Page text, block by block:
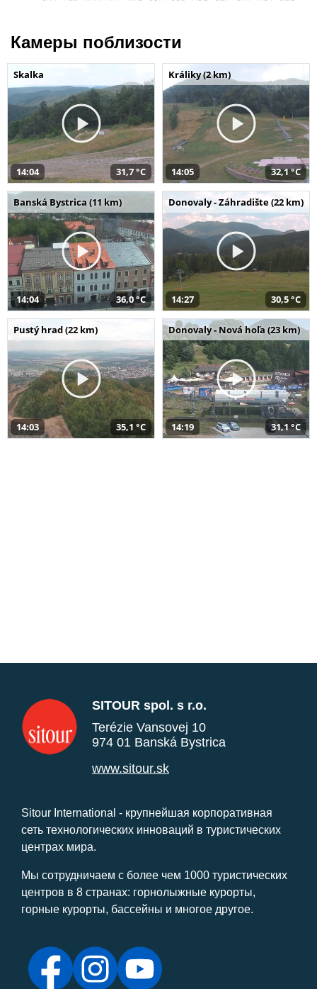
Камеры поблизости
Skalka
14:04 31,7 °C
Králiky (2 km)
14:05 32,1 °C
Banská Bystrica (11 km)
14:04 36,0 °C
Donovaly - Záhradište (22 km)
14:27 30,5 °C
Pustý hrad (22 km)
14:03 35,1 °C
Donovaly - Nová hoľa (23 km)
14:19 31,1 °C
SITOUR spol. s r.o.
Terézie Vansovej 10
974 01 Banská Bystrica
www.sitour.sk
Sitour International - крупнейшая корпоративная
сеть технологических инноваций в туристических
центрах мира.
Мы сотрудничаем с более чем 1000 туристических
центров в 8 странах: горнолыжные курорты,
горные курорты, бассейны и многое другое.